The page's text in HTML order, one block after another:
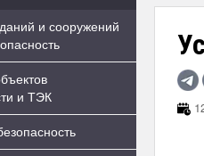
и сооружений
и ТЭК